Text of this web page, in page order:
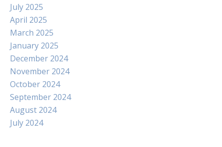
July 2025
April 2025
March 2025
January 2025
December 2024
November 2024
October 2024
September 2024
August 2024
July 2024